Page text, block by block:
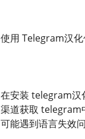
使用 Telegram汉
在安装 telegram汉
渠道获取 telegram
可能遇到语言失效